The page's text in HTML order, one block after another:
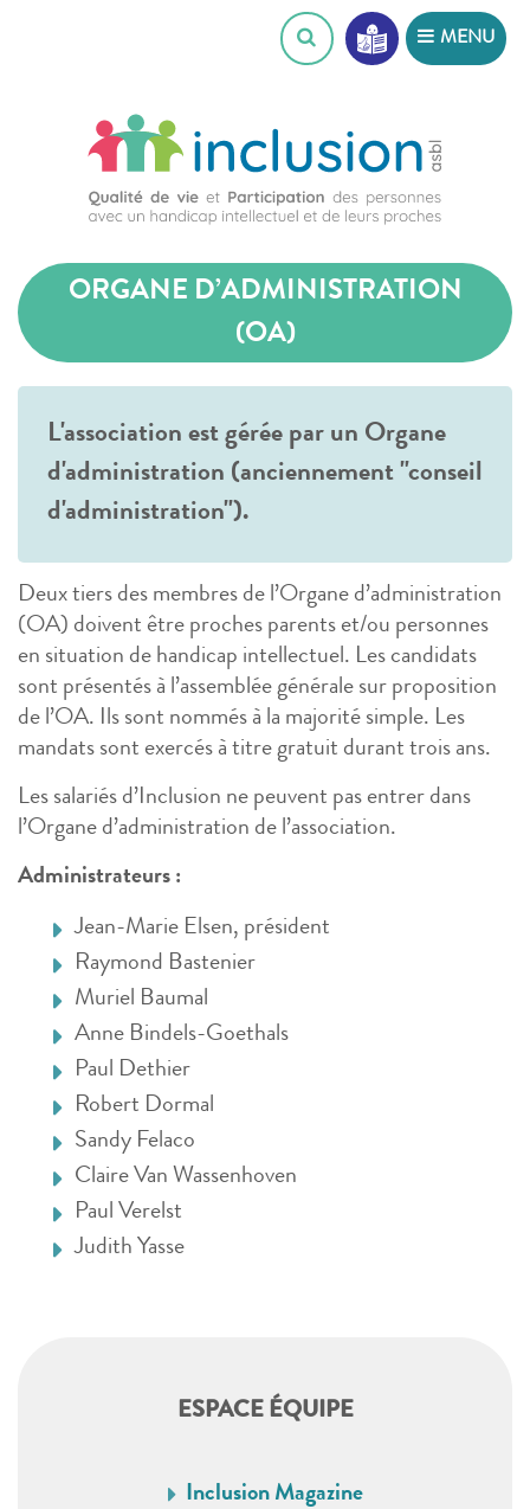
MENU
ESPACE ÉQUIPE
Inclusion Magazine
ORGANE D’ADMINISTRATION
(OA)
L'association est gérée par un Organe
d'administration (anciennement "conseil
d'administration").
Deux tiers des membres de l’Organe d’administration
(OA) doivent être proches parents et/ou personnes
en situation de handicap intellectuel. Les candidats
sont présentés à l’assemblée générale sur proposition
de l’OA. Ils sont nommés à la majorité simple. Les
mandats sont exercés à titre gratuit durant trois ans.
Les salariés d’Inclusion ne peuvent pas entrer dans
l’Organe d’administration de l’association.
Administrateurs :
Jean-Marie Elsen, président
Raymond Bastenier
Muriel Baumal
Anne Bindels-Goethals
Paul Dethier
Robert Dormal
Sandy Felaco
Claire Van Wassenhoven
Paul Verelst
Judith Yasse